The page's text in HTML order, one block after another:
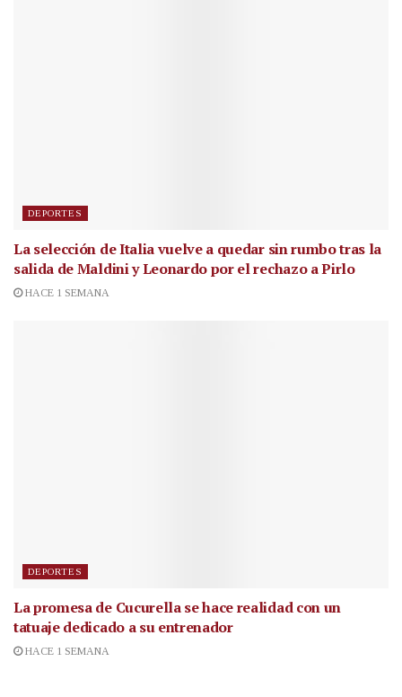
DEPORTES
La selección de Italia vuelve a quedar sin rumbo tras la
salida de Maldini y Leonardo por el rechazo a Pirlo
HACE 1 SEMANA
DEPORTES
La promesa de Cucurella se hace realidad con un
tatuaje dedicado a su entrenador
HACE 1 SEMANA